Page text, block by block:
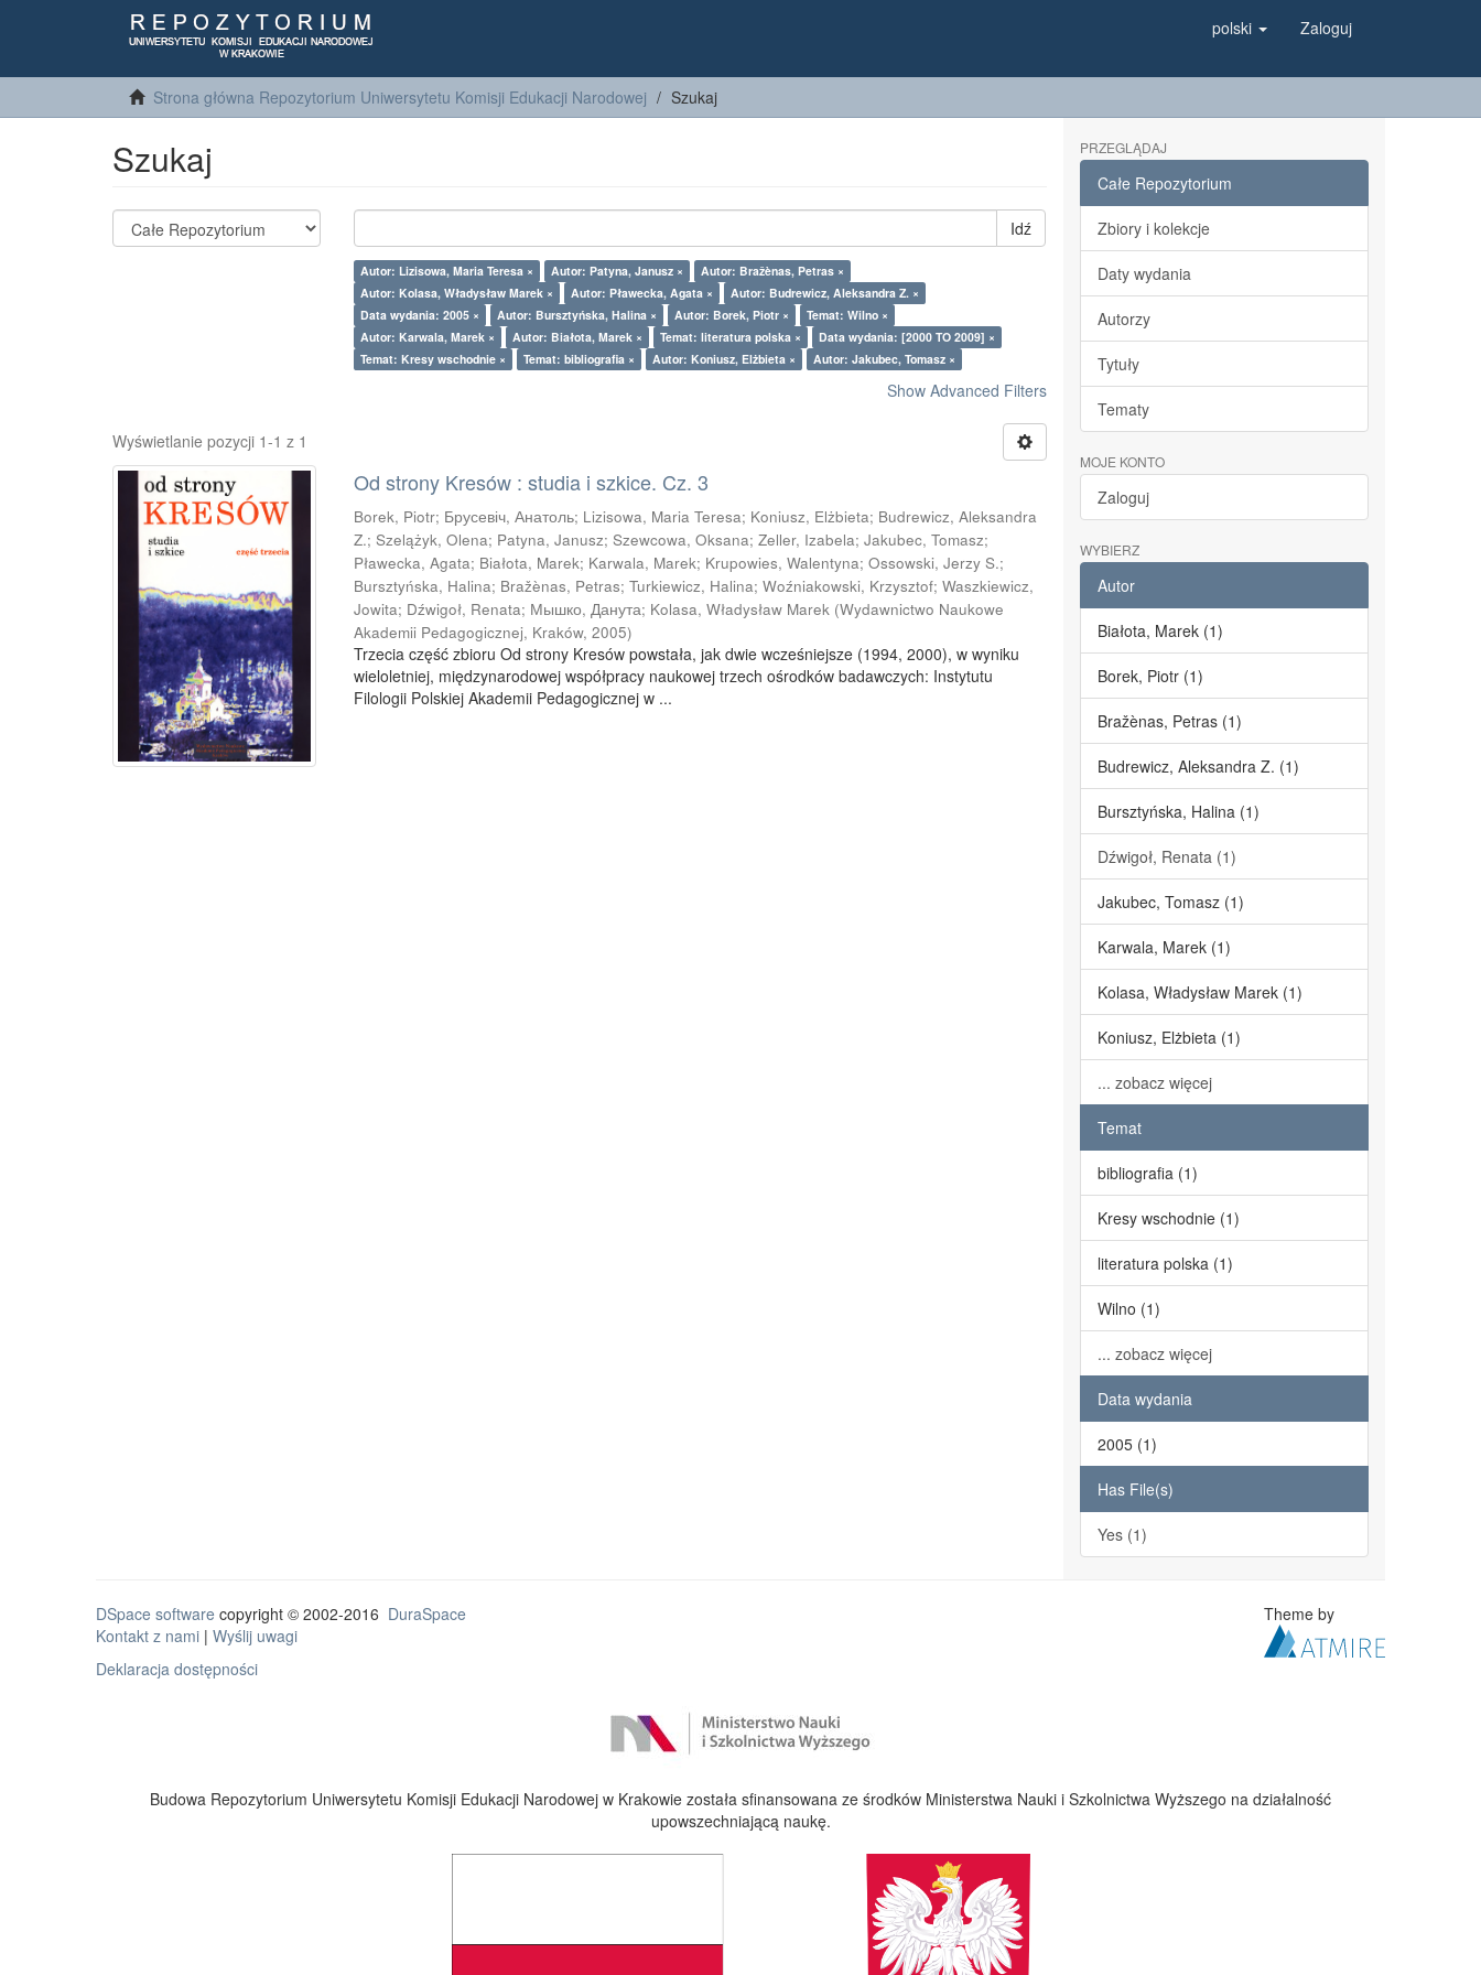
polski Zaloguj
Strona główna Repozytorium Uniwersytetu Komisji Edukacji Narodowej Szukaj
Szukaj
Idź
Autor: Lizisowa, Maria Teresa × Autor: Patyna, Janusz ×
Autor: Bražènas, Petras ×
Autor: Kolasa, Władysław Marek ×
Autor: Pławecka, Agata ×
Autor: Budrewicz, Aleksandra Z. ×
Data wydania: 2005 ×
Autor: Bursztyńska, Halina × Autor: Borek, Piotr ×
Temat: Wilno ×
Autor: Karwala, Marek ×
Autor: Białota, Marek × Temat: literatura polska ×
Data wydania: [2000 TO 2009] ×
Temat: Kresy wschodnie ×
Temat: bibliografia × Autor: Koniusz, Elżbieta × Autor: Jakubec, Tomasz ×
Show Advanced Filters
Wyświetlanie pozycji 1-1 z 1
Od strony Kresów : studia i szkice. Cz. 3
Borek, Piotr; Брусевіч, Анатоль; Lizisowa, Maria Teresa; Koniusz, Elżbieta; Budrewicz, Aleksandra
Z.;Szelążyk, Olena; Patyna, Janusz;Szewcowa, Oksana;Zeller, Izabela;Jakubec, Tomasz;
Pławecka, Agata; Białota, Marek; Karwala, Marek; Krupowies, Walentyna;Ossowski, Jerzy S.;
Bursztyńska, Halina; Bražènas, Petras;Turkiewicz, Halina;Woźniakowski, Krzysztof;Waszkiewicz,
Jowita; Dźwigoł, Renata; Мышко, Данута; Kolasa, Władysław Marek (Wydawnictwo Naukowe
Akademii Pedagogicznej, Kraków,2005)
Trzecia część zbioru Od strony Kresów powstała, jak dwie wcześniejsze (1994, 2000), w wyniku
wieloletniej, międzynarodowej współpracy naukowej trzech ośrodków badawczych: Instytutu
Filologii Polskiej Akademii Pedagogicznej w ...
PRZEGLĄDAJ
Całe Repozytorium
Zbiory i kolekcje
Daty wydania
Autorzy
Tytuły
Tematy
MOJE KONTO
Zaloguj
WYBIERZ
Autor
Białota, Marek (1)
Borek, Piotr (1)
Bražènas, Petras (1)
Budrewicz, Aleksandra Z. (1)
Bursztyńska, Halina (1)
Dźwigoł, Renata (1)
Jakubec, Tomasz (1)
Karwala, Marek (1)
Kolasa, Władysław Marek (1)
Koniusz, Elżbieta (1)
... zobacz więcej
Temat
bibliografia (1)
Kresy wschodnie (1)
literatura polska (1)
Wilno (1)
... zobacz więcej
Data wydania
2005 (1)
Has File(s)
Yes (1)
DSpace software copyright © 2002-2016 DuraSpace
Kontakt z nami | Wyślij uwagi
Deklaracja dostępności
Theme by
Budowa Repozytorium Uniwersytetu Komisji Edukacji Narodowej w Krakowie została sfinansowana ze środków Ministerstwa Nauki i Szkolnictwa Wyższego na działalność
upowszechniającą naukę.